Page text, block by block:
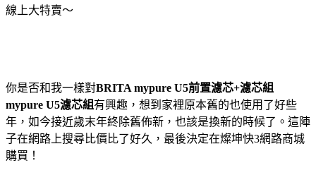
線上大特賣～
你是否和我一樣對BRITA mypure U5前置濾芯+濾芯組
mypure U5濾芯組有興趣，想到家裡原本舊的也使用了好些
年，如今接近歲末年終除舊佈新，也該是換新的時候了。這陣
子在網路上搜尋比價比了好久，最後決定在燦坤快3網路商城
購買！